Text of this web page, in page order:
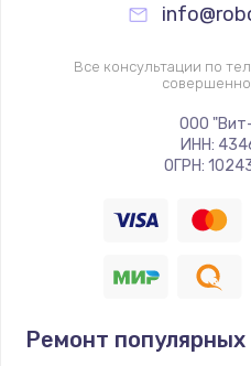
Все консультации по
ООО
ИНН:
ОГРН:
Ремонт